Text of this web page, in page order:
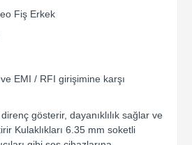
Fiş Erkek
EMI / RFI girişimine karşı
gösterir, dayanıklılık sağlar ve
Kulaklıkları 6.35 mm soketli